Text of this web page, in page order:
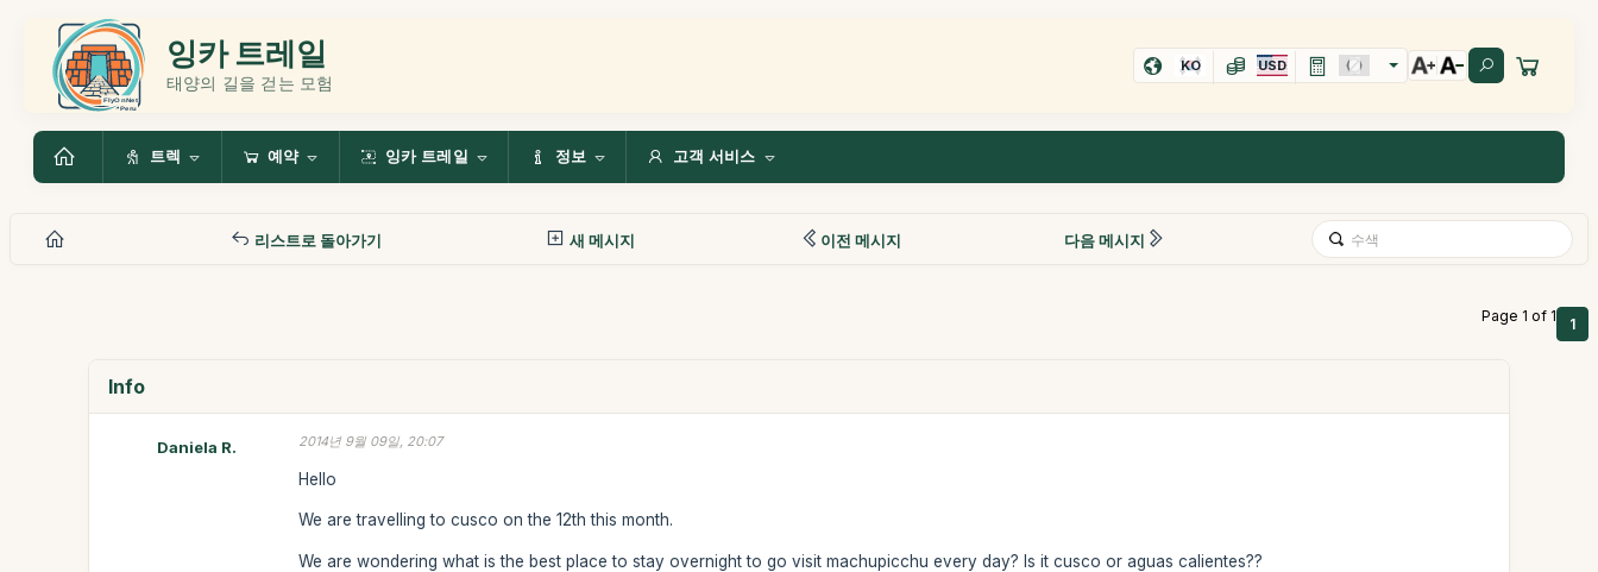
잉카 트레일
태양의 길을 걷는 모험
KO USD
트렉 예약 잉카 트레일 정보 고객 서비스
리스트로 돌아가기 새 메시지 이전 메시지 다음 메시지
Page 1 of 1 1
Info
Daniela R. 2014년 9월 09일, 20:07
Hello
We are travelling to cusco on the 12th this month.
We are wondering what is the best place to stay overnight to go visit machupicchu every day? Is it cusco or aguas calientes??